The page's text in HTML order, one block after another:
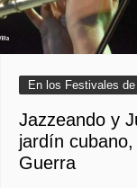
En los Festivales
Jazzeando y
jardín
Guerra